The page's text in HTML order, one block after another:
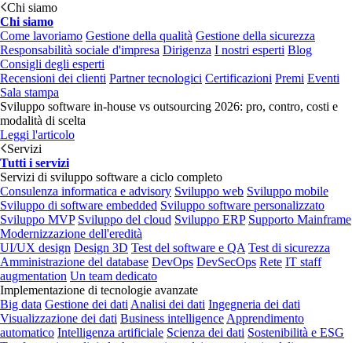
Chi siamo
Chi siamo
Come lavoriamo Gestione della qualità Gestione della sicurezza
Responsabilità sociale d'impresa Dirigenza I nostri esperti Blog
Consigli degli esperti
Recensioni dei clienti Partner tecnologici Certificazioni Premi Eventi
Sala stampa
Sviluppo software in-house vs outsourcing 2026: pro, contro, costi e
modalità di scelta
Leggi l'articolo
Servizi
Tutti i servizi
Servizi di sviluppo software a ciclo completo
Consulenza informatica e advisory Sviluppo web Sviluppo mobile
Sviluppo di software embedded Sviluppo software personalizzato
Sviluppo MVP Sviluppo del cloud Sviluppo ERP Supporto Mainframe
Modernizzazione dell'eredità
UI/UX design Design 3D Test del software e QA Test di sicurezza
Amministrazione del database DevOps DevSecOps Rete IT staff
augmentation Un team dedicato
Implementazione di tecnologie avanzate
Big data Gestione dei dati Analisi dei dati Ingegneria dei dati
Visualizzazione dei dati Business intelligence Apprendimento
automatico Intelligenza artificiale Scienza dei dati Sostenibilità e ESG